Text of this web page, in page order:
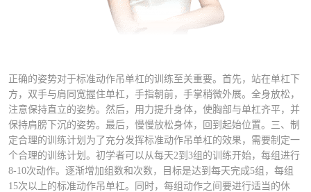
正确的姿势对于标准动作吊单杠的训练至关重要。首先，站在单杠下
方，双手与肩同宽握住单杠，手指朝前，手掌稍微外展。全身放松，
注意保持直立的姿势。然后，用力提升身体，使胸部与单杠齐平，并
保持肩膀下沉的姿势。最后，慢慢放松身体，回到起始位置。三、制
定合理的训练计划为了充分发挥标准动作吊单杠的效果，需要制定一
个合理的训练计划。初学者可以从每天2到3组的训练开始，每组进行
8-10次动作。逐渐增加组数和次数，目标是达到每天完成5组，每组
15次以上的标准动作吊单杠。同时，每组动作之间要进行适当的休